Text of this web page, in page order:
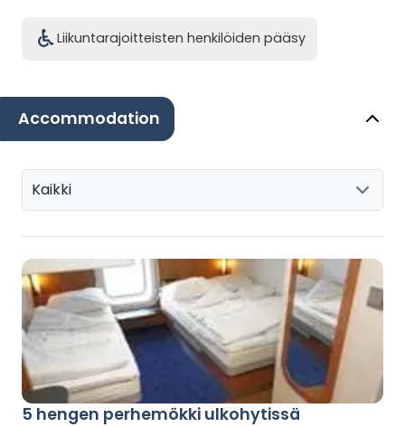
Liikuntarajoitteisten henkilöiden pääsy
Accommodation
Kaikki
5 hengen perhemökki ulkohytissä